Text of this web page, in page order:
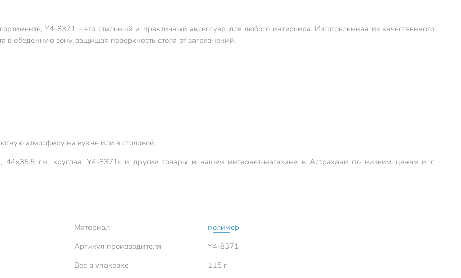
Y4-8371 - это стильный и практичный аксессуар для любого интерьера. Изготовленная из качественного
в обеденную зону, защищая поверхность стола от загрязнений.
атмосферу на кухне или в столовой.
44х35.5 см, круглая, Y4-8371» и другие товары в нашем интернет-магазине в Астрахани по низким ценам и с
Материал
полимер
Артикул производителя
Y4-8371
Вес в упаковке
115 г